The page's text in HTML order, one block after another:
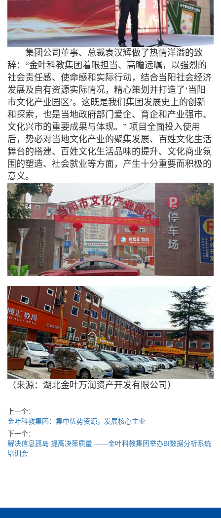
集团公司董事、总裁袁汉辉做了热情洋溢的致
辞： “金叶科教集团着眼担当、高瞻远瞩，以强烈的
社会责任感、使命感和实际行动，结合当阳社会经济
发展及自有资源实际情况，精心策划并打造了‘当阳
市文化产业园区’。这既是我们集团发展史上的创新
和探索，也是当地政府部门爱企、育企和产业强市、
文化兴市的重要成果与体现。” 项目全面投入使用
后，势必对当地文化产业的聚集发展、百姓文化生活
舞台的搭建、百姓文化生活品味的提升、文化商业氛
围的塑造、社会就业等方面，产生十分重要而积极的
意义。
（来源：湖北金叶万润资产开发有限公司）
上一个：
金叶科教集团：集中优势资源，发展核心主业
下一个：
解决信息孤岛 提高决策质量 ——金叶科教集团举办BI数据分析系统
培训会